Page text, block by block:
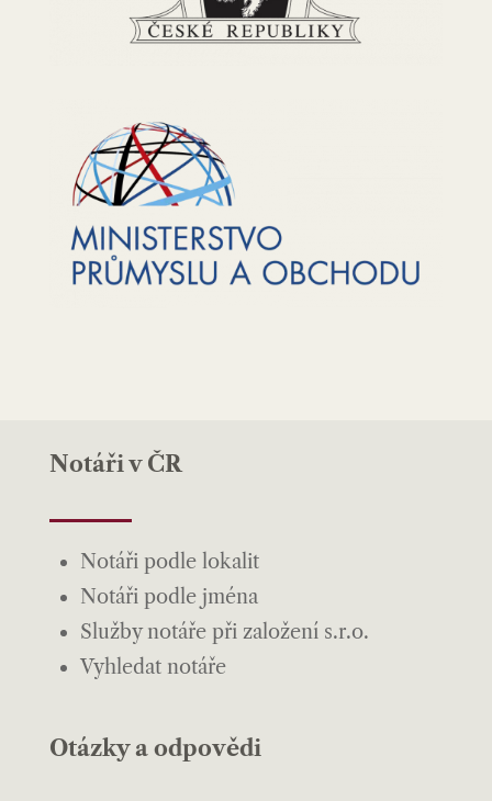
Notáři v ČR
Notáři podle lokalit
Notáři podle jména
Služby notáře při založení s.r.o.
Vyhledat notáře
Otázky a odpovědi